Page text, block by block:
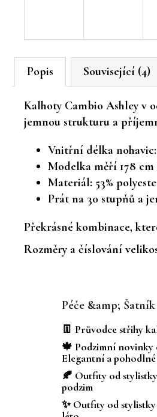
Popis Související (4)
Kalhoty Cambio Ashleyv
jemnou strukturu a
Vnitřní délka nohavic:
Modelka měří 178
Materiál: 53%
Prát na 30 stupňů a
Překrásné kombinace,
Rozměry a číslování
Péče &amp; Šatník
👖 Průvodce střihy
🍁 Podzimní novinky
Elegantní a pohodlné
🍂 Outfity od
podzim
✨ Outfity od